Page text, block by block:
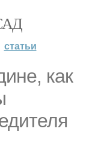
статьи
как